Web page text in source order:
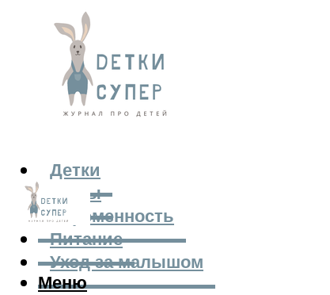
Детки
Мамы
Беременность
Питание
Уход за малышом
Меню